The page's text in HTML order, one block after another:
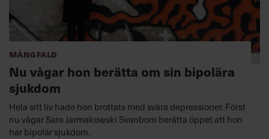
Mångfald
Nu vågar hon berätta om sin bipolära
sjukdom
Hela sitt liv hade hon brottats med svåra depressioner. Först
nu vågar Sara Jarmakowski Svanbom berätta öppet att hon
har bipolär sjukdom.